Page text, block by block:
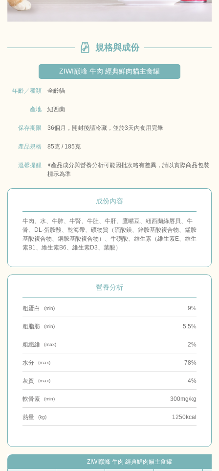
規格與成份
ZIWI巔峰 牛肉 經典鮮肉貓主食罐
年齡／種類 全齡貓
產地 紐西蘭
保存期限 36個月，開封後請冷藏，並於3天內食用完畢
產品規格 85克 / 185克
溫馨提醒
※產品成分與營養分析可能因批次略有差異，請以實際商品包裝
標示為準
成份內容
牛肉、水、牛肺、牛腎、牛肚、牛肝、鷹嘴豆、紐西蘭綠唇貝、牛
骨、DL-蛋胺酸、乾海帶、礦物質（硫酸鎂、鋅胺基酸複合物、錳胺
基酸複合物、銅胺基酸複合物）、牛磺酸、維生素（維生素E、維生
素B1、維生素B6、維生素D3、葉酸）
營養分析
粗蛋白 (min) 9%
粗脂肪 (min) 5.5%
粗纖維 (max) 2%
水分 (max) 78%
灰質 (max) 4%
軟骨素 (min) 300mg/kg
熱量 (kg) 1250kcal
ZIWI巔峰 牛肉 經典鮮肉貓主食罐